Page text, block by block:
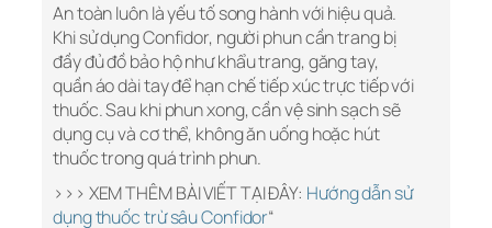
An toàn luôn là yếu tố song hành với hiệu quả.
Khi sử dụng Confidor, người phun cần trang bị
đầy đủ đồ bảo hộ như khẩu trang, găng tay,
quần áo dài tay để hạn chế tiếp xúc trực tiếp với
thuốc. Sau khi phun xong, cần vệ sinh sạch sẽ
dụng cụ và cơ thể, không ăn uống hoặc hút
thuốc trong quá trình phun.
>>> XEM THÊM BÀI VIẾT TẠI ĐÂY: Hướng dẫn sử
dụng thuốc trừ sâu Confidor“